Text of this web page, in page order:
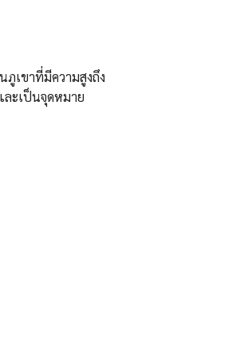
ภูเขาที่มีความสูงถึง
ะเป็นจุดหมาย